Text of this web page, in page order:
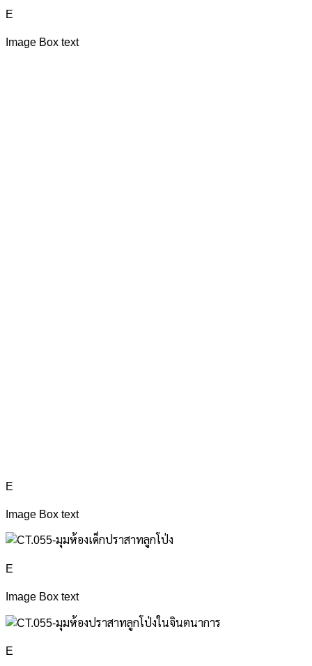
E
Image Box text
E
Image Box text
E
Image Box text
E